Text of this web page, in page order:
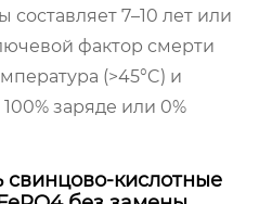
7–10 лет или
фактор смерти
(>45°C) и
заряде или 0%
кислотные